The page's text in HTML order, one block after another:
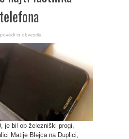
in obvestila
je bil ob železniški progi,
Matije Blejca na Duplici,